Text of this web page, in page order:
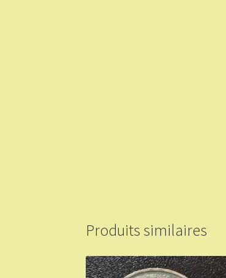
Produits similaires